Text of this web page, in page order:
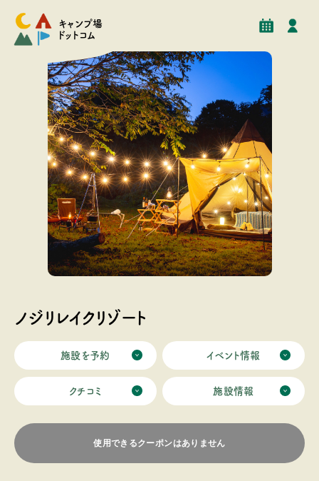
キャンプ場
ドットコム
予約 施設情報
ノジリレイクリゾート
施設を予約 イベント情報
クチコミ 施設情報
使用できるクーポンはありません